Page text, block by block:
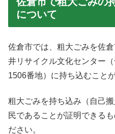
について
佐倉市では、粗大ごみを佐
井リサイクル文化センター
1506番地）に持ち込むこと
粗大ごみを持ち込み（自己
民であることが証明できる
ださい。